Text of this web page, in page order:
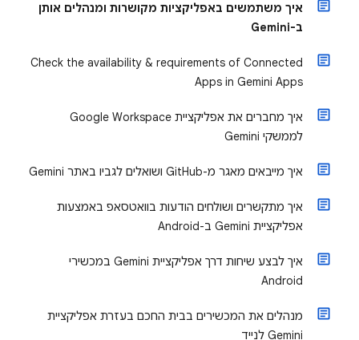
איך משתמשים באפליקציות מקושרות ומנהלים אותן
ב-Gemini
Check the availability & requirements of Connected
Apps in Gemini Apps
איך מחברים את אפליקציית Google Workspace
לממשקי Gemini
איך מייבאים מאגר מ-GitHub ושואלים לגביו באתר Gemini
איך מתקשרים ושולחים הודעות בוואטסאפ באמצעות
אפליקציית Gemini ב-Android
איך לבצע שיחות דרך אפליקציית Gemini במכשירי
Android
מנהלים את המכשירים בבית החכם בעזרת אפליקציית
Gemini לנייד